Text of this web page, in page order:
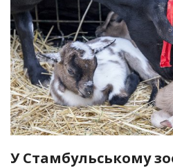
У Стамбульському